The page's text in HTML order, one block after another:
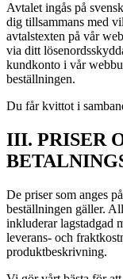
Avtalet ingås på
dig tillsammans med
avtalstexten på vår
via ditt
kundkonto i vår
beställningen.
Du får kvittot i
III. PRISER
De priser som anges
beställningen gäller.
inkluderar lagstadgad
leverans- och
produktbeskrivning.